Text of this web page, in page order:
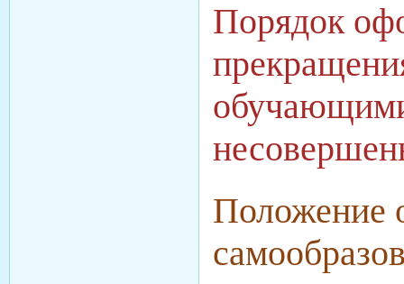
Порядок
Положение